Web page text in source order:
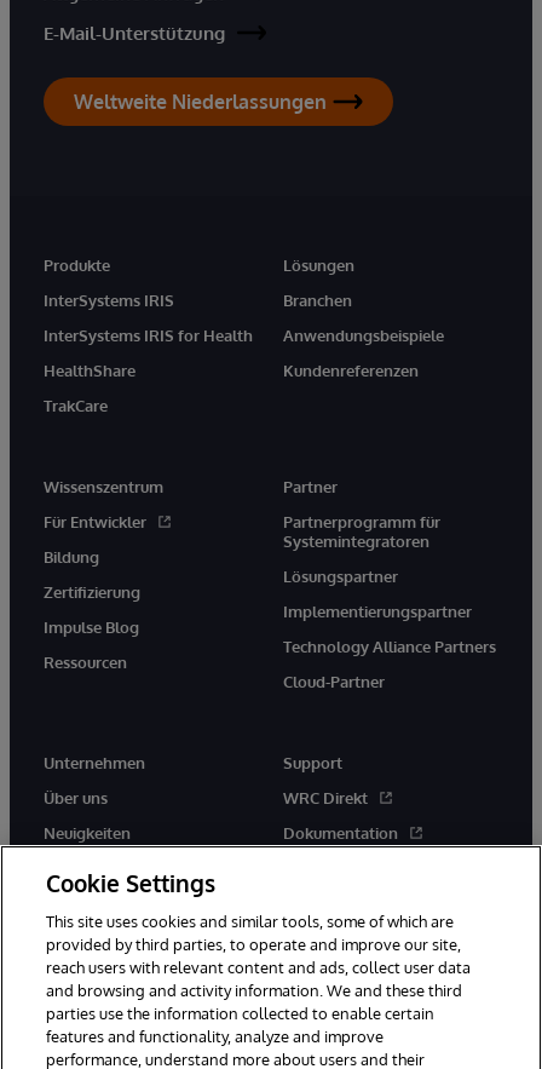
E-Mail-Unterstützung
Weltweite Niederlassungen
Produkte
InterSystems IRIS
InterSystems IRIS for Health
HealthShare
TrakCare
Lösungen
Branchen
Anwendungsbeispiele
Kundenreferenzen
Wissenszentrum
Für Entwickler
Bildung
Zertifizierung
Impulse Blog
Ressourcen
Partner
Partnerprogramm für
Systemintegratoren
Lösungspartner
Implementierungspartner
Technology Alliance Partners
Cloud-Partner
Unternehmen
Über uns
Neuigkeiten
Support
WRC Direkt
Dokumentation
© 1996-2026 InterSystems Corporation, Boston, MA. Alle Rechte
Cookie Settings
This site uses cookies and similar tools, some of which are
provided by third parties, to operate and improve our site,
reach users with relevant content and ads, collect user data
and browsing and activity information. We and these third
parties use the information collected to enable certain
features and functionality, analyze and improve
performance, understand more about users and their